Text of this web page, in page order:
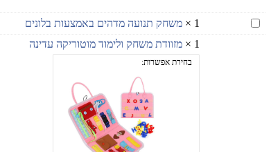
משחק
זכרון
משחק
תנועה
1
× משחק תנועה מדהים באמצעות בלונים
1
× מזוודת משחק ולימוד מוטוריקה עדינה
בחירת אפשרות: